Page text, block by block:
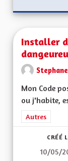
Installer
Stephane
Mon Code
ou j'habite,
Filtrer les
Autres
CRÉÉ
10/05/